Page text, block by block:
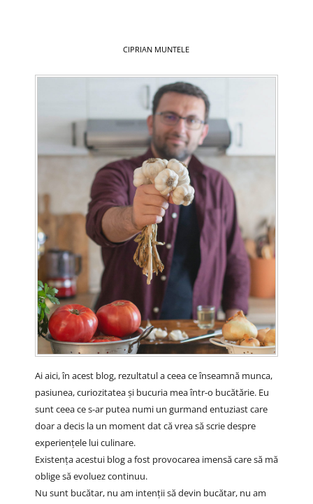
CIPRIAN MUNTELE
Ai aici, în acest blog, rezultatul a ceea ce înseamnă munca,
pasiunea, curiozitatea și bucuria mea într-o bucătărie. Eu
sunt ceea ce s-ar putea numi un gurmand entuziast care
doar a decis la un moment dat că vrea să scrie despre
experiențele lui culinare.
Existența acestui blog a fost provocarea imensă care să mă
oblige să evoluez continuu.
Nu sunt bucătar, nu am intenții să devin bucătar, nu am